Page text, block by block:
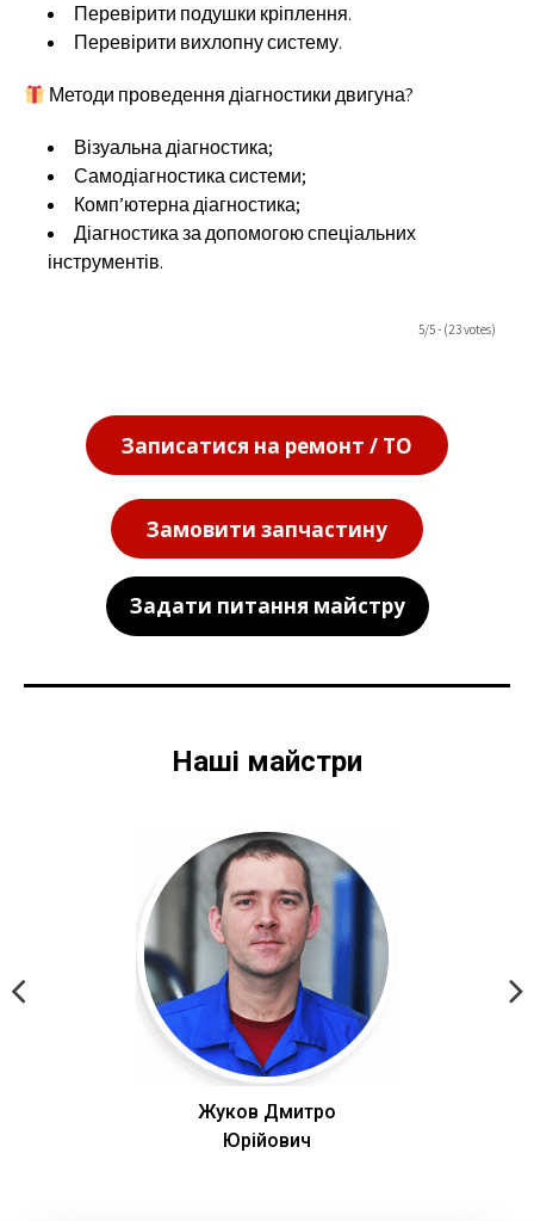
Перевірити подушки кріплення.
Перевірити вихлопну систему.
Методи проведення діагностики двигуна?
Візуальна діагностика;
Самодіагностика системи;
Комп’ютерна діагностика;
Діагностика за допомогою спеціальних
інструментів.
5/5 - (23 votes)
Записатися на ремонт / ТО
Замовити запчастину
Задати питання майстру
Наші майстри
Жуков Дмитро
Юрійович